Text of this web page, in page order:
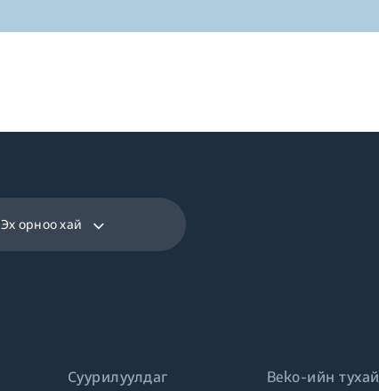
Эх орноо хай
Суурилуулдаг Beko-ийн тухай